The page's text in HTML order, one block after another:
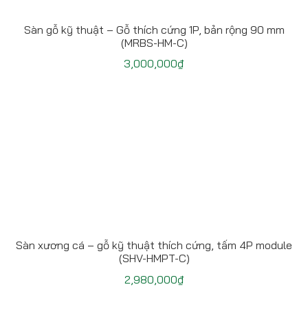
Sàn gỗ kỹ thuật – Gỗ thích cứng 1P, bản rộng 90 mm
(MRBS-HM-C)
3,000,000₫
Sàn xương cá – gỗ kỹ thuật thích cứng, tấm 4P module
(SHV-HMPT-C)
2,980,000₫